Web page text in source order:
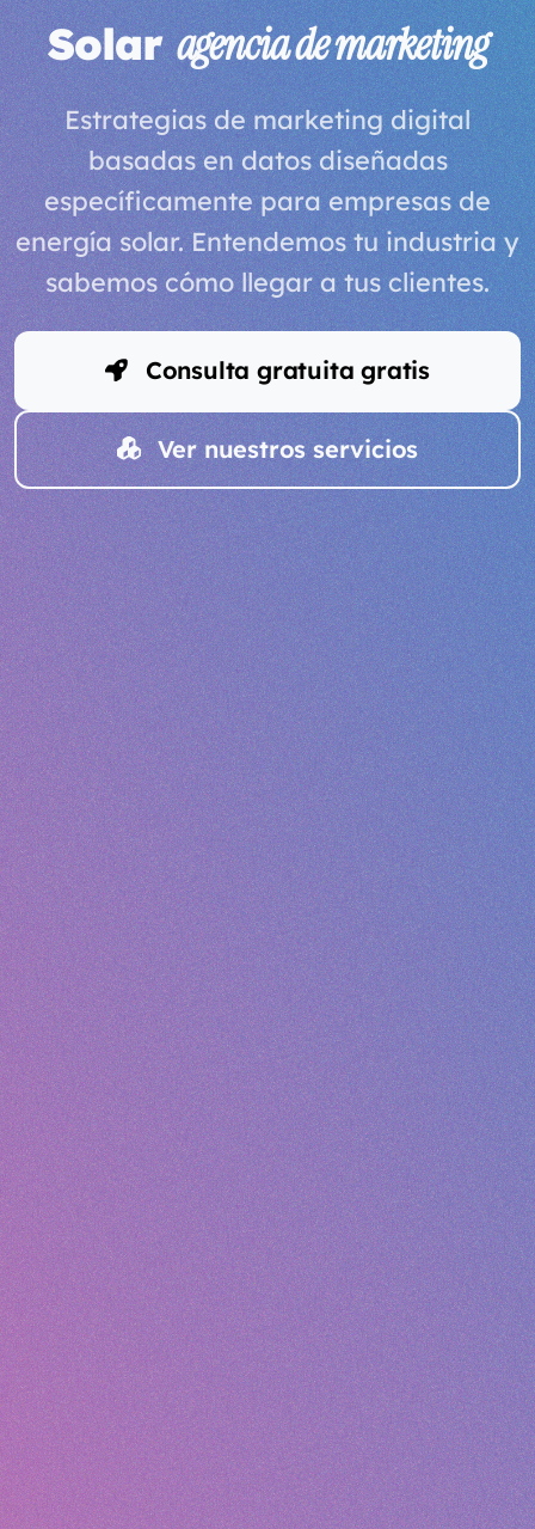
Solaragencia de marketing
Estrategias de marketing digital
basadas en datos diseñadas
específicamente para empresas de
energía solar. Entendemos tu industria y
sabemos cómo llegar a tus clientes.
Consulta gratuita gratis
Ver nuestros servicios